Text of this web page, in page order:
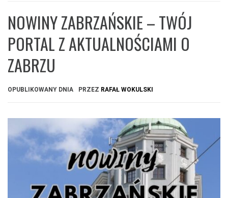
NOWINY ZABRZAŃSKIE – TWÓJ
PORTAL Z AKTUALNOŚCIAMI O
ZABRZU
OPUBLIKOWANY DNIA PRZEZ RAFAŁ WOKULSKI